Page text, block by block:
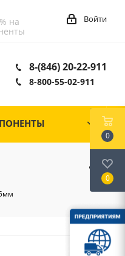
на
Войти
8-(846) 20-22-911
8-800-55-02-911
0
0